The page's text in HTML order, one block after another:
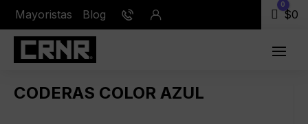
Mayoristas Blog Carro
0
$0
CODERAS COLOR AZUL